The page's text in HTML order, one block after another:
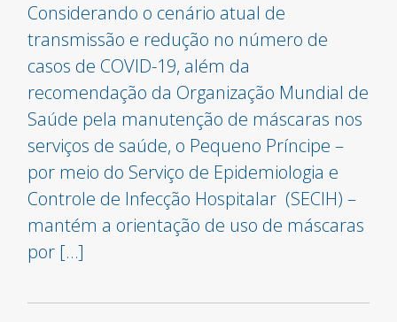
Considerando o cenário atual de
transmissão e redução no número de
casos de COVID-19, além da
recomendação da Organização Mundial de
Saúde pela manutenção de máscaras nos
serviços de saúde, o Pequeno Príncipe –
por meio do Serviço de Epidemiologia e
Controle de Infecção Hospitalar (SECIH) –
mantém a orientação de uso de máscaras
por […]